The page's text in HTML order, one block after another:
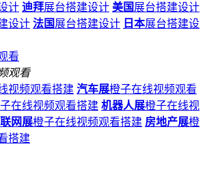
计 迪拜展台搭建设计 美国 展台搭建设计
设计 法国 展台搭建设计 日本展台搭建设
看
视频观看搭建 汽车展橙子在线视频观看
在线视频观看搭建 机器人展橙子在线视
网展橙子在线视频观看搭建 房地产展橙
搭建